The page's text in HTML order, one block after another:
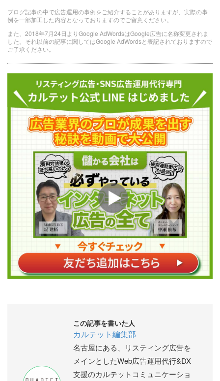
ブログ記事の中で広告運用の事例をご紹介することがありますが、実際の事
例を一部加工した内容となっておりますのでご留意ください。
また、2018年7月24日よりGoogle AdWordsはGoogle広告に名称変更されま
した。それ以前の記事に関してはGoogle AdWordsと表記されておりますので
ご了承ください。
この記事を書いた人
カルテット編集部
名古屋にある、リスティング広告を
メインとしたWeb広告運用代行&DX
支援のカルテットコミュニケーショ